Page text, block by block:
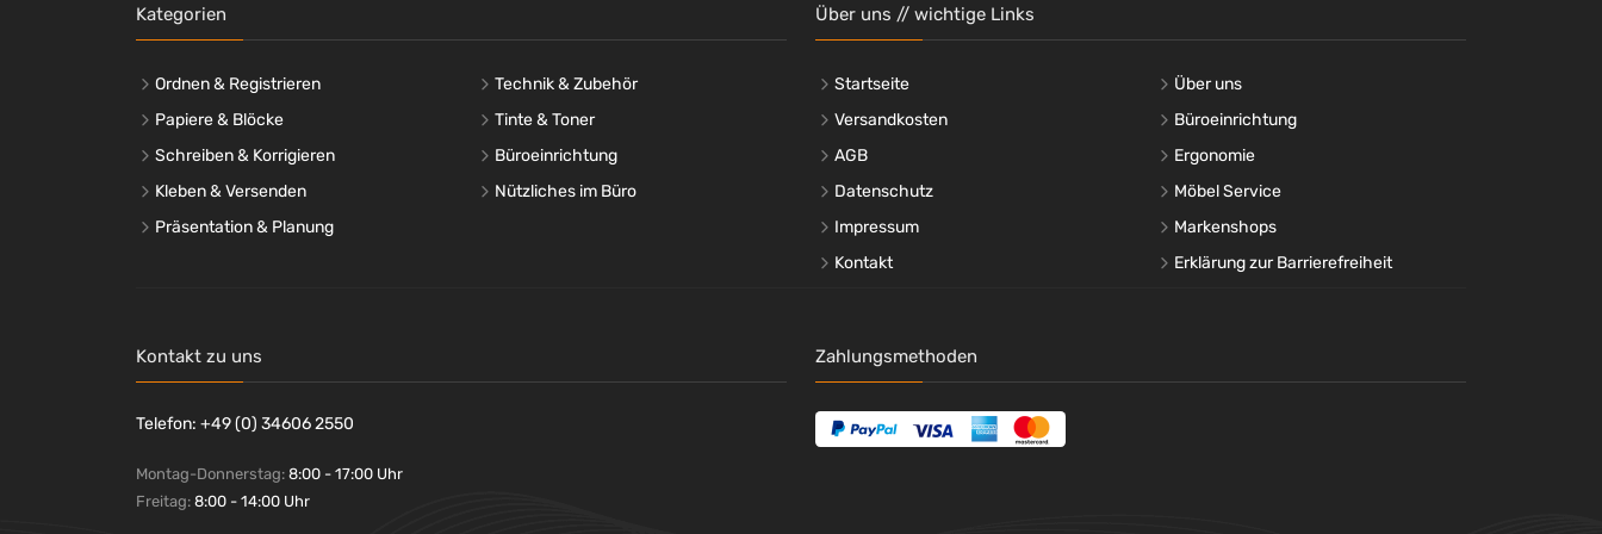
ECS
Energizer®(+72)
Epson (+3)
ErgoTrading(+9)
ERGOTRON(+4)
Esselte (+4)
GBC® (+85)
GENIE® (+16)
Geramöbel(+1)
Kategorien
Ordnen & Registrieren
Papiere & Blöcke
Schreiben & Korrigieren
Kleben & Versenden
Präsentation & Planung
Technik & Zubehör
Tinte & Toner
Büroeinrichtung
Nützliches im Büro
Über uns // wichtige Links
Startseite
Versandkosten
AGB
Datenschutz
Impressum
Kontakt
Über uns
Büroeinrichtung
Ergonomie
Möbel Service
Markenshops
Erklärung zur Barrierefreiheit
Kontakt zu uns
Telefon: +49 (0) 34606 2550
Montag-Donnerstag: 8:00 - 17:00 Uhr
Freitag: 8:00 - 14:00 Uhr
Zahlungsmethoden